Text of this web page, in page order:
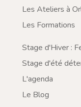
Les Ateliers à
Les Formations
Stage d'Hiver :
Stage d'été
L'agenda
Le Blog